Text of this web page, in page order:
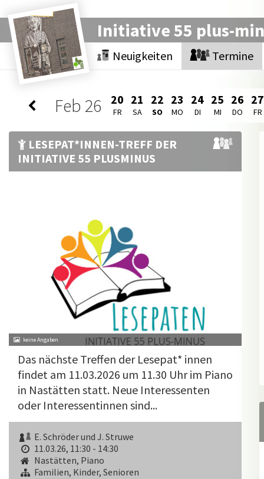
Initiative 55 plus-
Neuigkeiten Termine
Feb 26 20
FR
21
SA
22
SO
23
MO
24
DI
25
MI
26
DO
27
FR
LESEPAT*INNEN-TREFF DER
INITIATIVE 55 PLUSMINUS
Das nächste Treffen der Lesepat* innen
findet am 11.03.2026 um 11.30 Uhr im Piano
in Nastätten statt. Neue Interessenten
oder Interessentinnen sind...
E. Schröder und J. Struwe
11.03.26, 11:30 - 14:30
Nastätten, Piano
Familien, Kinder, Senioren